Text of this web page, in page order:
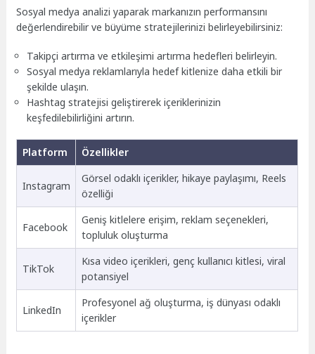
Sosyal medya analizi yaparak markanızın performansını
değerlendirebilir ve büyüme stratejilerinizi belirleyebilirsiniz:
Takipçi artırma ve etkileşimi artırma hedefleri belirleyin.
Sosyal medya reklamlarıyla hedef kitlenize daha etkili bir
şekilde ulaşın.
Hashtag stratejisi geliştirerek içeriklerinizin
keşfedilebilirliğini artırın.
Platform Özellikler
Instagram
Görsel odaklı içerikler, hikaye paylaşımı, Reels
özelliği
Facebook
Geniş kitlelere erişim, reklam seçenekleri,
topluluk oluşturma
TikTok
Kısa video içerikleri, genç kullanıcı kitlesi, viral
potansiyel
LinkedIn
Profesyonel ağ oluşturma, iş dünyası odaklı
içerikler